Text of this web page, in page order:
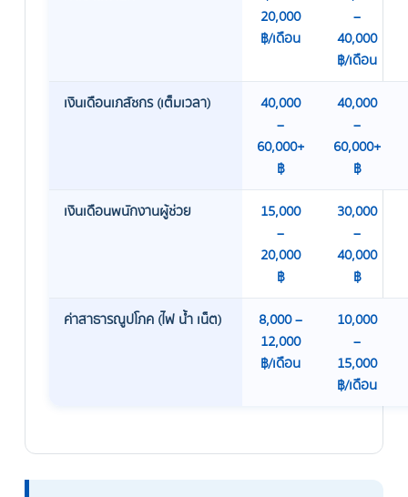
20,000
฿/เดือน
–
40,000
฿/เดือน
เงินเดือนเภสัชกร (เต็มเวลา)
40,000
–
60,000+
฿
40,000
–
60,000+
฿
เงินเดือนพนักงานผู้ช่วย
15,000
–
20,000
฿
30,000
–
40,000
฿
ค่าสาธารณูปโภค (ไฟ น้ำ เน็ต)
8,000 –
12,000
฿/เดือน
10,000
–
15,000
฿/เดือน